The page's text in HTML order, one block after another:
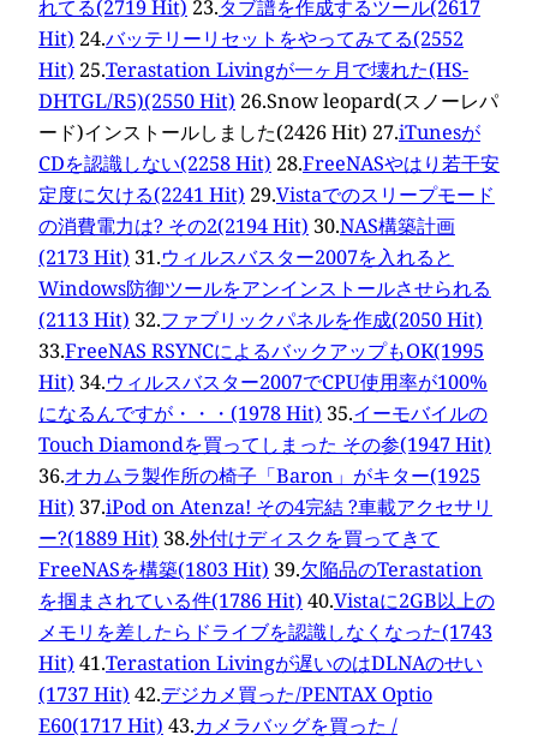
れてる(2719 Hit) 23.タブ譜を作成するツール(2617
Hit) 24.バッテリーリセットをやってみてる(2552
Hit) 25.Terastation Livingが一ヶ月で壊れた(HS-
DHTGL/R5)(2550 Hit) 26.Snow leopard(スノーレパ
ード)インストールしました(2426 Hit) 27.iTunesが
CDを認識しない(2258 Hit) 28.FreeNASやはり若干安
定度に欠ける(2241 Hit) 29.Vistaでのスリープモード
の消費電力は? その2(2194 Hit) 30.NAS構築計画
(2173 Hit) 31.ウィルスバスター2007を入れると
Windows防御ツールをアンインストールさせられる
(2113 Hit) 32.ファブリックパネルを作成(2050 Hit)
33.FreeNAS RSYNCによるバックアップもOK(1995
Hit) 34.ウィルスバスター2007でCPU使用率が100%
になるんですが・・・(1978 Hit) 35.イーモバイルの
Touch Diamondを買ってしまった その参(1947 Hit)
36.オカムラ製作所の椅子「Baron」がキター(1925
Hit) 37.iPod on Atenza! その4完結 ?車載アクセサリ
ー?(1889 Hit) 38.外付けディスクを買ってきて
FreeNASを構築(1803 Hit) 39.欠陥品のTerastation
を掴まされている件(1786 Hit) 40.Vistaに2GB以上の
メモリを差したらドライブを認識しなくなった(1743
Hit) 41.Terastation Livingが遅いのはDLNAのせい
(1737 Hit) 42.デジカメ買った/PENTAX Optio
E60(1717 Hit) 43.カメラバッグを買った /